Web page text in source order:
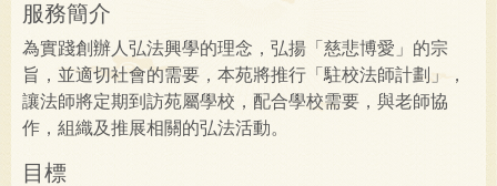
服務簡介
為實踐創辦人弘法興學的理念，弘揚「慈悲博愛」的宗
旨，並適切社會的需要，本苑將推行「駐校法師計劃」，
讓法師將定期到訪苑屬學校，配合學校需要，與老師協
作，組織及推展相關的弘法活動。
目標